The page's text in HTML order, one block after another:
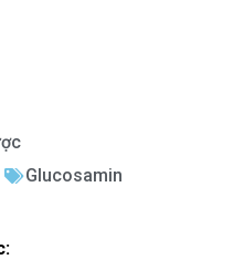
Glucosamin